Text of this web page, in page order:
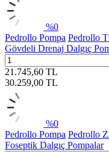
%0
Pedrollo Pompa Pedrollo
Gövdeli Drenaj Dalgıç
21.745,60 TL
30.259,00 TL
%0
Pedrollo Pompa Pedrollo
Foseptik Dalgıç Pompalar